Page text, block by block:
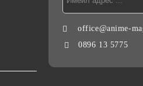
office@anime-
0896 13 5775